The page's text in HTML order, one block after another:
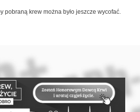
pobraną krew można było jeszcze wycofać.